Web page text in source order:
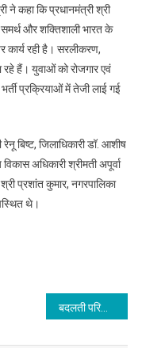
ने कहा कि प्रधानमंत्री श्री
और शक्तिशाली भारत के
कार्य रही है। सरलीकरण,
रहे हैं। युवाओं को रोजगार एवं
प्रक्रियाओं में तेजी लाई गई
बिष्ट, जिलाधिकारी डॉ. आशीष
अधिकारी श्रीमती अपूर्वा
प्रशांत कुमार, नगरपालिका
थे।
बदलती परिस्थितियों के हिसाब से हमें परिवर्तन लाने होंगे : मुख्य सचिव